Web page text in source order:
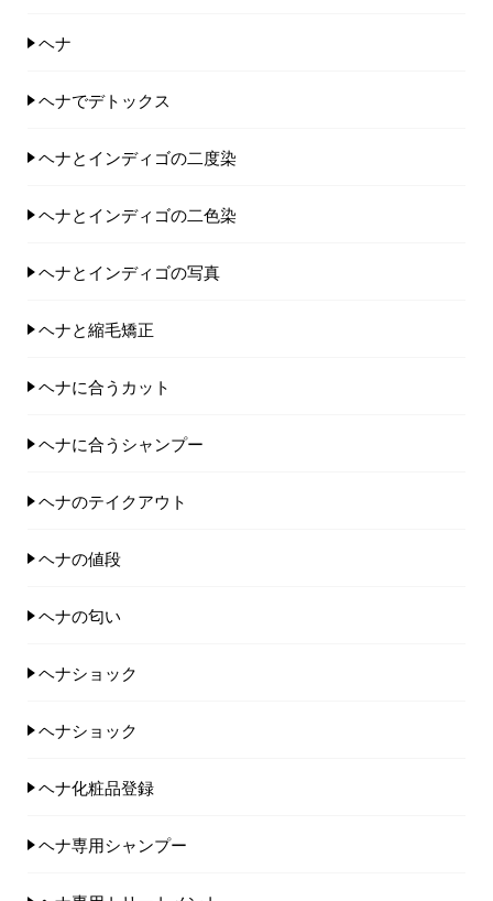
ヘナ
ヘナでデトックス
ヘナとインディゴの二度染
ヘナとインディゴの二色染
ヘナとインディゴの写真
ヘナと縮毛矯正
ヘナに合うカット
ヘナに合うシャンプー
ヘナのテイクアウト
ヘナの値段
ヘナの匂い
ヘナショック
ヘナショック
ヘナ化粧品登録
ヘナ専用シャンプー